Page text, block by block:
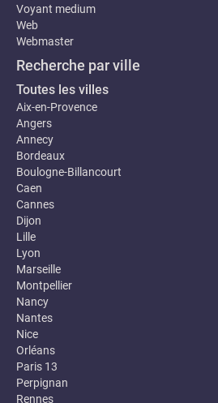
Voyant medium
Web
Webmaster
Recherche par ville
Toutes les villes
Aix-en-Provence
Angers
Annecy
Bordeaux
Boulogne-Billancourt
Caen
Cannes
Dijon
Lille
Lyon
Marseille
Montpellier
Nancy
Nantes
Nice
Orléans
Paris 13
Perpignan
Rennes